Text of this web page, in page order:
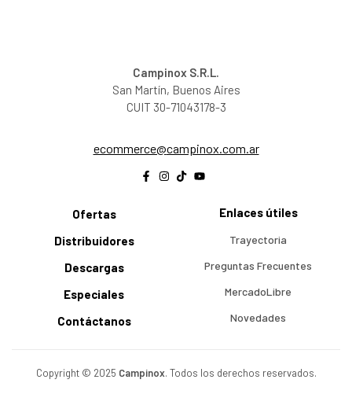
Campinox S.R.L.
San Martín, Buenos Aires
CUIT 30-71043178-3
ra.moc.xonipmac
@ecremmoce
Ofertas
Distribuidores
Descargas
Especiales
Contáctanos
Enlaces útiles
Trayectoria
Preguntas Frecuentes
MercadoLibre
Novedades
Copyright © 2025 Campinox. Todos los derechos reservados.